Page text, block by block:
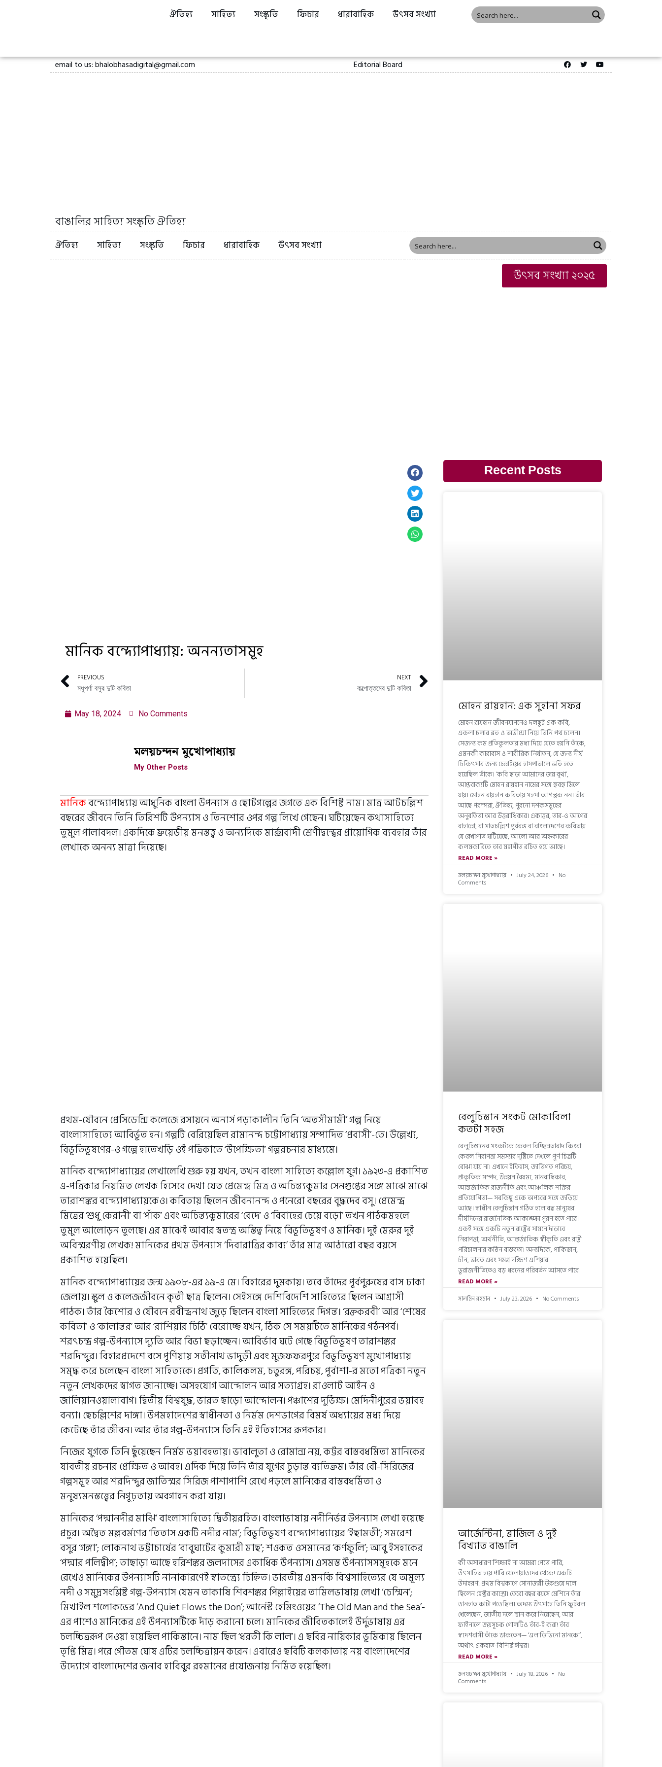
ঐতিহ্য সাহিত্য সংস্কৃতি ফিচার ধারাবাহিক উৎসব সংখ্যা
email to us: bhalobhasadigital@gmail.com Editorial Board
বাঙালির সাহিত্য সংস্কৃতি ঐতিহ্য
ঐতিহ্য সাহিত্য সংস্কৃতি ফিচার ধারাবাহিক উৎসব সংখ্যা
উৎসব সংখ্যা ২০২৫
মানিক বন্দ্যোপাধ্যায়: অনন্যতাসমূহ
PREVIOUS
মধুপর্ণা বসুর দুটি কবিতা
NEXT
কল্পোত্তমের দুটি কবিতা
May 18, 2024 No Comments
মলয়চন্দন মুখোপাধ্যায়
My Other Posts
মানিকবন্দ্যোপাধ্যায় আধুনিক বাংলা উপন্যাস ও ছোটগল্পের জগতে এক বিশিষ্ট নাম। মাত্র আটচল্লিশ
বছরের জীবনে তিনি তিরিশটি উপন্যাস ও তিনশোর ওপর গল্প লিখে গেছেন। ঘটিয়েছেন কথাসাহিত্যে
তুমুল পালাবদল। একদিকে ফ্রয়েডীয় মনস্তত্ত্ব ও অন্যদিকে মার্ক্সবাদী শ্রেণীদ্বন্দ্বের প্রায়োগিক ব্যবহার তাঁর
লেখাকে অনন্য মাত্রা দিয়েছে।
প্রথম-যৌবনে প্রেসিডেন্সি কলেজে রসায়নে অনার্স পড়াকালীন তিনি ‘অতসীমামী’ গল্প নিয়ে
বাংলাসাহিত্যে আবির্ভূত হন। গল্পটি বেরিয়েছিল রামানন্দ চট্টোপাধ্যায় সম্পাদিত ‘প্রবাসী’-তে। উল্লেখ্য,
বিভূতিভূষণের-ও গল্পে হাতেখড়ি ওই পত্রিকাতে ‘উপেক্ষিতা’ গল্পরচনার মাধ্যমে।
মানিক বন্দ্যোপাধ্যায়ের লেখালেখি শুরু হয় যখন, তখন বাংলা সাহিত্যে কল্লোল যুগ। ১৯২৩-এ প্রকাশিত
এ-পত্রিকার নিয়মিত লেখক হিসেবে দেখা যেত প্রেমেন্দ্র মিত্র ও অচিন্ত্যকুমার সেনগুপ্তের সঙ্গে মাঝে মাঝে
তারাশঙ্কর বন্দ্যোপাধ্যায়কেও। কবিতায় ছিলেন জীবনানন্দ ও পনেরো বছরের বুদ্ধদেব বসু। প্রেমেন্দ্র
মিত্রের ‘শুধু কেরানী’ বা ‘পাঁক’ এবং অচিন্ত্যকুমারের ‘বেদে’ ও ‘বিবাহের চেয়ে বড়ো’ তখন পাঠকমহলে
তুমুল আলোড়ন তুলছে। এর মাঝেই আবার স্বতন্ত্র অস্তিত্ব নিয়ে বিভূতিভূষণ ও মানিক। দুই মেরুর দুই
অবিস্মরণীয় লেখক! মানিকের প্রথম উপন্যাস ‘দিবারাত্রির কাব্য’ তাঁর মাত্র আঠারো বছর বয়সে
প্রকাশিত হয়েছিল।
মানিক বন্দ্যোপাধ্যায়ের জন্ম ১৯০৮-এর ১৯-এ মে। বিহারের দুমকায়। তবে তাঁদের পূর্বপুরুষের বাস ঢাকা
জেলায়। স্কুল ও কলেজজীবনে কৃতী ছাত্র ছিলেন। সেইসঙ্গে দেশিবিদেশি সাহিত্যের ছিলেন আগ্রাসী
পাঠক। তাঁর কৈশোর ও যৌবনে রবীন্দ্রনাথ জুড়ে ছিলেন বাংলা সাহিত্যের দিগন্ত। ‘রক্তকরবী’ আর ‘শেষের
কবিতা’ ও ‘কালান্তর’ আর ‘রাশিয়ার চিঠি’ বেরোচ্ছে যখন, ঠিক সে সময়টিতে মানিকের গঠনপর্ব।
শরৎচন্দ্র গল্প-উপন্যাসে দ্যুতি আর বিভা ছড়াচ্ছেন। আবির্ভাব ঘটে গেছে বিভূতিভূষণ তারাশঙ্কর
শরদিন্দুর। বিহারপ্রদেশে বসে পূর্ণিয়ায় সতীনাথ ভাদুড়ী এবং মুজফফরপুরে বিভূতিভূযণ মুখোপাধ্যায়
সমৃদ্ধ করে চলেছেন বাংলা সাহিত্যকে। প্রগতি, কালিকলম, চতুরঙ্গ, পরিচয়, পূর্বাশা-র মতো পত্রিকা নতুন
নতুন লেখকদের স্বাগত জানাচ্ছে। অসহযোগ আন্দোলন আর সত্যাগ্রহ। রাওলাট আইন ও
জালিয়ানওয়ালাবাগ। দ্বিতীয় বিশ্বযুদ্ধ, ভারত ছাড়ো আন্দোলন। পঞ্চাশের দুর্ভিক্ষ। মেদিনীপুরের ভয়াবহ
বন্যা। ছেচল্লিশের দাঙ্গা। উপমহাদেশের স্বাধীনতা ও নির্মম দেশভাগের বিমর্ষ অধ্যায়ের মধ্য দিয়ে
কেটেছে তাঁর জীবন। আর তাঁর গল্প-উপন্যাসে তিনি এই ইতিহাসের রূপকার।
নিজের যুগকে তিনি ছুঁয়েছেন নির্মম ভয়াবহতায়। ভাবালুতা ও রোমান্স নয়, কট্টর বাস্তবধর্মিতা মানিকের
যাবতীয় রচনার প্রেক্ষিত ও আবহ। এদিক দিয়ে তিনি তাঁর যুগের চূড়ান্ত ব্যতিক্রম। তাঁর বৌ-সিরিজের
গল্পসমূহ আর শরদিন্দুর জাতিস্মর সিরিজ পাশাপাশি রেখে পড়লে মানিকের বাস্তবধর্মিতা ও
মনুষ্যমনস্তত্ত্বের নিগূঢ়তায় অবগাহন করা যায়।
মানিকের ‘পদ্মানদীর মাঝি’ বাংলাসাহিত্যে দ্বিতীয়রহিত। বাংলাভাষায় নদীনির্ভর উপন্যাস লেখা হয়েছে
প্রচুর। অদ্বৈত মল্লবর্মণের ‘তিতাস একটি নদীর নাম’; বিভূতিভূযণ বন্দ্যোপাধ্যায়ের ‘ইছামতী’; সমরেশ
বসুর ‘গঙ্গা’; লোকনাথ ভট্টাচার্যের ‘বাবুঘাটের কুমারী মাছ’; শওকত ওসমানের ‘কর্ণফুলি’; আবু ইসহাকের
‘পদ্মার পলিদ্বীপ’; তাছাড়া আছে হরিশঙ্কর জলদাসের একাধিক উপন্যাস। এসমস্ত উপন্যাসসমূহকে মনে
রেখেও মানিকের উপন্যাসটি নানাকারণেই স্বাতন্ত্র্যে চিহ্নিত। ভারতীয় এমনকি বিশ্বসাহিত্যের যে অমূল্য
নদী ও সমুদ্রসংশ্লিষ্ট গল্প-উপন্যাস যেমন তাকাষি শিবশঙ্কর পিল্লাইয়ের তামিলভাষায় লেখা ‘চেম্মিন’;
মিখাইল শলোকভের ‘And Quiet Flows the Don’; আর্নেস্ট হেমিংওয়ের ‘The Old Man and the Sea’-
এর পাশেও মানিকের এই উপন্যাসটিকে দাঁড় করানো চলে। মানিকের জীবিতকালেই উর্দুভাষায় এর
চলচ্চিত্ররূপ দেওয়া হয়েছিল পাকিস্তানে। নাম ছিল ‘ধরতী কি লাল’। এ ছবির নায়িকার ভূমিকায় ছিলেন
তৃপ্তি মিত্র। পরে গৌতম ঘোষ এটির চলচ্চিত্রায়ন করেন। এবারেও ছবিটি কলকাতায় নয় বাংলাদেশের
উদ্যোগে বাংলাদেশের জনাব হাবিবুর রহমানের প্রযোজনায় নির্মিত হয়েছিল।
Recent Posts
মোহন রায়হান: এক সুহানা সফর
মোহন রায়হান জীবনযাপনেও দলছুট এক কবি,
একলা চলার ব্রত ও অভীপ্সা নিয়ে তিনি পথ চলেন।
সেজন্য কম প্রতিকূলতার মধ্য দিয়ে যেতে হয়নি তাঁকে,
এমনকী কারাবাস ও শারীরিক নির্যাতন, যে জন্য দীর্ঘ
চিকিৎসার জন্য চেন্নাইয়ের হাসপাতালে ভর্তি হতে
হয়েছিল তাঁকে। ‘কবি ছাড়া আমাদের জয় বৃথা’,
আপ্তবাক্যটি মোহন রায়হান নামের সঙ্গে হুবহু মিলে
যায়। মোহন রায়হান কবিতায় সহসা আগন্তুক নন। তাঁর
আছে পরম্পরা, ঐতিহ্য, পুরনো দশকসমূহের
অনুবর্তিতা আর উত্তরাধিকার। একাত্তর, তার-ও আগের
বাহান্নো, বা সাতচল্লিশ পূর্ববঙ্গ বা বাংলাদেশের কবিতায়
যে রেখাপাত ঘটিয়েছে, আলো আর অন্ধকারের
কলমকারিতে তার মহাগীত রচিত হয়ে আছে।
READ MORE »
মলয়চন্দন মুখোপাধ্যায়
July 24, 2026 No
Comments
বেলুচিস্তান সংকট মোকাবিলা
কতটা সহজ
বেলুচিস্তানের সংকটকে কেবল বিচ্ছিন্নতাবাদ কিংবা
কেবল নিরাপত্তা সমস্যার দৃষ্টিতে দেখলে পূর্ণ চিত্রটি
বোঝা যায় না। এখানে ইতিহাস, জাতিগত পরিচয়,
প্রাকৃতিক সম্পদ, উন্নয়ন বৈষম্য, মানবাধিকার,
আন্তর্জাতিক রাজনীতি এবং আঞ্চলিক শক্তির
প্রতিযোগিতা— সবকিছু একে অপরের সঙ্গে জড়িয়ে
আছে। স্বাধীন বেলুচিস্তান গঠিত হলে বহু মানুষের
দীর্ঘদিনের রাজনৈতিক আকাঙ্ক্ষা পূরণ হতে পারে।
একই সঙ্গে একটি নতুন রাষ্ট্রের সামনে দাঁড়াবে
নিরাপত্তা, অর্থনীতি, আন্তর্জাতিক স্বীকৃতি এবং রাষ্ট্র
পরিচালনার কঠিন বাস্তবতা। অন্যদিকে, পাকিস্তান,
চীন, ভারত এবং সমগ্র দক্ষিণ এশিয়ার
ভূরাজনীতিতেও বড় ধরনের পরিবর্তন আসতে পারে।
READ MORE »
সালমিন রহমান
July 23, 2026 No Comments
আর্জেন্টিনা, ব্রাজিল ও দুই
বিখ্যাত বাঙালি
কী অসাধারণ শিক্ষাই না আমরা পেতে পারি,
উৎসাহিত হয়ে পারি খেলোয়াড়দের থেকে! একটি
উদাহরণ: প্রথম বিশ্বকাপে সোনাজয়ী উরুগুয়ে দলে
ছিলেন হেক্টর কাস্ত্রো। তেরো বছর বয়সে মেশিনে তাঁর
ডানহাত কাটা পড়েছিল। অদম্য উৎসাহে তিনি ফুটবল
খেলেছেন, জাতীয় দলে স্থান করে নিয়েছেন, আর
ফাইনালে জয়সূচক গোলটিও তাঁর-ই করা! তাঁর
স্বদেশবাসী তাঁকে ডাকতেন— ‘এল ডিভিনো মানকো’,
অর্থাৎ একহাত-বিশিষ্ট ঈশ্বর।
READ MORE »
মলয়চন্দন মুখোপাধ্যায়
July 18, 2026 No
Comments